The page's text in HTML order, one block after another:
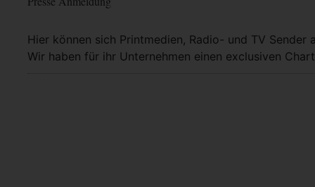
Hier können sich Printmedien, Radio- und TV Sender
Wir haben für ihr Unternehmen einen exclusiven